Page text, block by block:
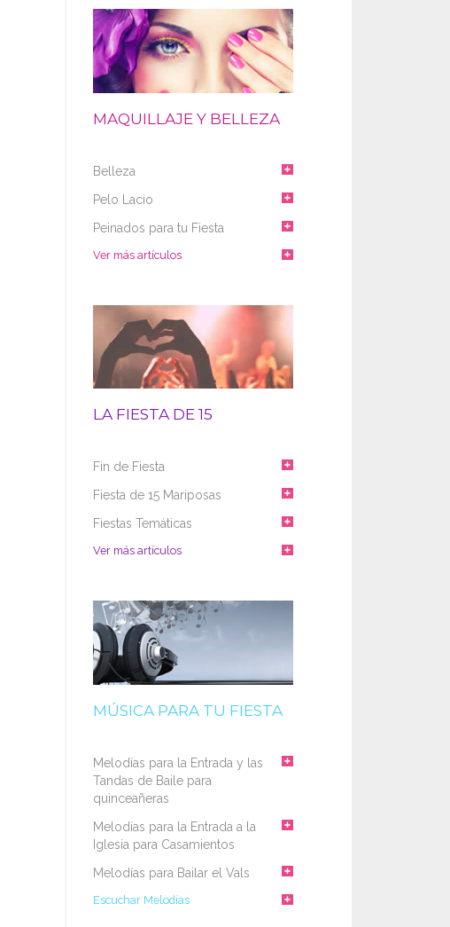
MAQUILLAJE Y BELLEZA
Belleza
Pelo Lacio
Peinados para tu Fiesta
Ver más artículos
LA FIESTA DE 15
Fin de Fiesta
Fiesta de 15 Mariposas
Fiestas Temáticas
Ver más artículos
MÚSICA PARA TU FIESTA
Melodías para la Entrada y las
Tandas de Baile para
quinceañeras
Melodías para la Entrada a la
Iglesia para Casamientos
Melodías para Bailar el Vals
Escuchar Melodías